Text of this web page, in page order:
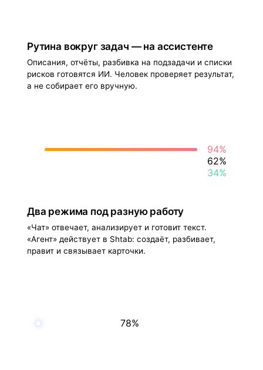
Рутина вокруг задач — на ассистенте
Описания, отчёты, разбивка на подзадачи и списки
рисков готовятся ИИ. Человек проверяет результат,
а не собирает его вручную.
94%
62%
34%
Два режима под разную работу
«Чат» отвечает, анализирует и готовит текст.
«Агент» действует в Shtab: создаёт, разбивает,
правит и связывает карточки.
78%